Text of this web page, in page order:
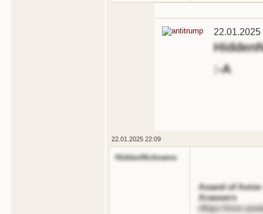
22.01.2025
:-A
22.01.2025 22:09
HiddenNickname
Aoand of
Araooers
dttgs://